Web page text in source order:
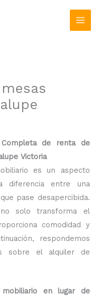
de renta de
Victoria
es un aspecto
diferencia entre una
pase desapercibida.
no solo transforma el
comodidad y
respondemos
sobre el alquiler de
en lugar de